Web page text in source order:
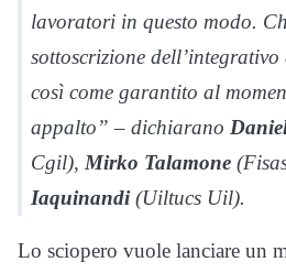
lavoratori in questo modo.
sottoscrizione
così come garantito al
appalto” – dichiarano
Cgil),Mirko Talamone
Iaquinandi(Uiltucs Uil).
Lo sciopero vuole lanciare un